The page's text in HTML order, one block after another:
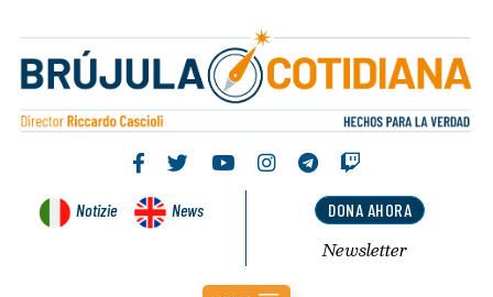
Notizie News DONA AHORA
Newsletter